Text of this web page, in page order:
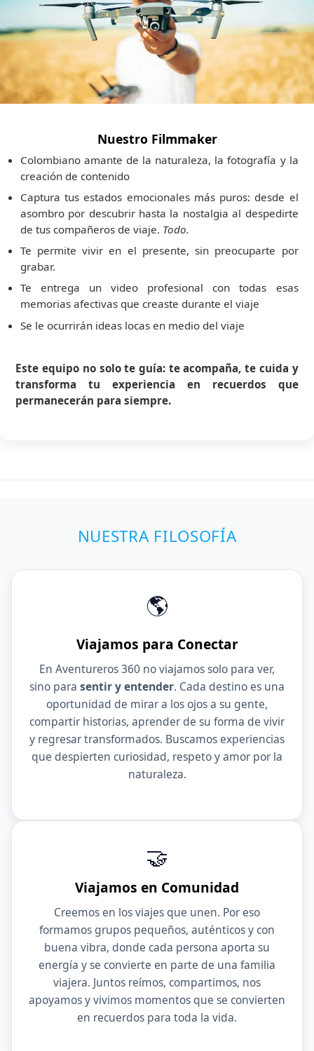
Nuestro Filmmaker
Colombiano amante de la naturaleza, la fotografía y la
creación de contenido
Captura tus estados emocionales más puros: desde el
asombro por descubrir hasta la nostalgia al despedirte
de tus compañeros de viaje. Todo.
Te permite vivir en el presente, sin preocuparte por
grabar.
Te entrega un video profesional con todas esas
memorias afectivas que creaste durante el viaje
Se le ocurrirán ideas locas en medio del viaje
Este equipo no solo te guía: te acompaña, te cuida y
transforma tu experiencia en recuerdos que
permanecerán para siempre.
NUESTRA FILOSOFÍA
🌎
Viajamos para Conectar
En Aventureros 360 no viajamos solo para ver,
sino para sentir y entender. Cada destino es una
oportunidad de mirar a los ojos a su gente,
compartir historias, aprender de su forma de vivir
y regresar transformados. Buscamos experiencias
que despierten curiosidad, respeto y amor por la
naturaleza.
🤝
Viajamos en Comunidad
Creemos en los viajes que unen. Por eso
formamos grupos pequeños, auténticos y con
buena vibra, donde cada persona aporta su
energía y se convierte en parte de una familia
viajera. Juntos reímos, compartimos, nos
apoyamos y vivimos momentos que se convierten
en recuerdos para toda la vida.